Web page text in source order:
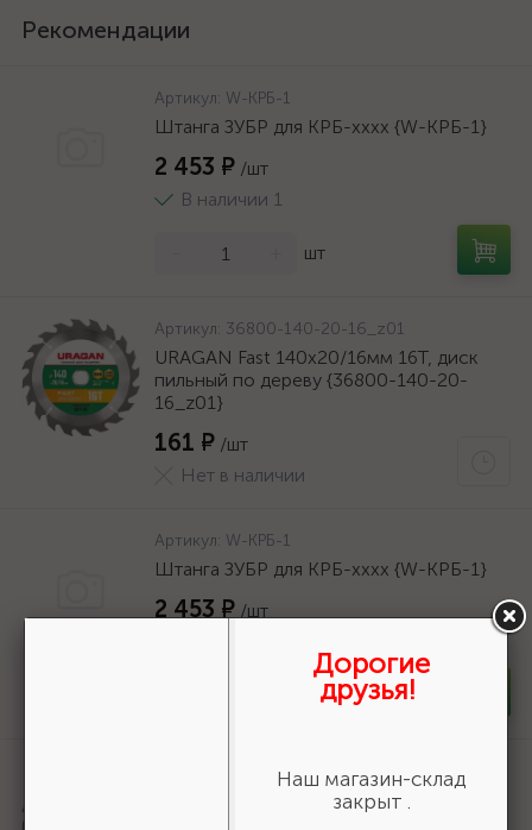
Рекомендации
Артикул: W-КРБ-1
Штанга ЗУБР для КРБ-хххх {W-КРБ-1}
2 453 ₽ /шт
В наличии 1
шт
Артикул: 36800-140-20-16_z01
URAGAN Fast 140x20/16мм 16Т, диск
пильный по дереву {36800-140-20-
16_z01}
161 ₽ /шт
Нет в наличии
Артикул: W-КРБ-1
Штанга ЗУБР для КРБ-хххх {W-КРБ-1}
2 453 ₽ /шт
шт
36800-140-20-16_z01
URAGAN Fast 140x20/16мм 16Т, диск
Дорогие
друзья!
Наш магазин-склад
закрыт .